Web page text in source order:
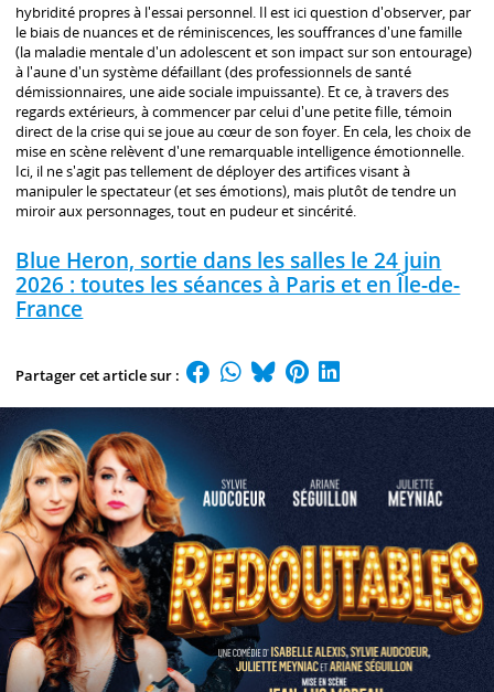
hybridité propres à l'essai personnel. Il est ici question d'observer, par
le biais de nuances et de réminiscences, les souffrances d'une famille
(la maladie mentale d'un adolescent et son impact sur son entourage)
à l'aune d'un système défaillant (des professionnels de santé
démissionnaires, une aide sociale impuissante). Et ce, à travers des
regards extérieurs, à commencer par celui d'une petite fille, témoin
direct de la crise qui se joue au cœur de son foyer. En cela, les choix de
mise en scène relèvent d'une remarquable intelligence émotionnelle.
Ici, il ne s'agit pas tellement de déployer des artifices visant à
manipuler le spectateur (et ses émotions), mais plutôt de tendre un
miroir aux personnages, tout en pudeur et sincérité.
Blue Heron, sortie dans les salles le 24 juin
2026 : toutes les séances à Paris et en Île-de-
France
Partager cet article sur :